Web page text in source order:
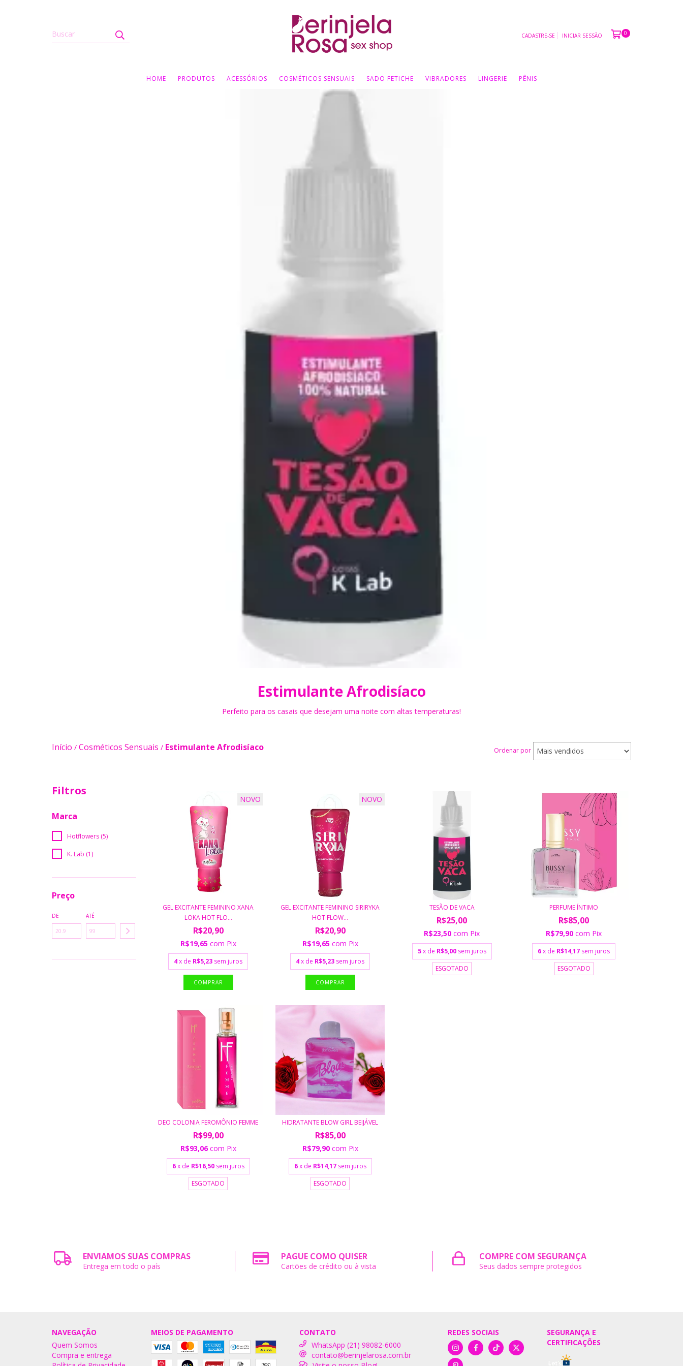
CADASTRE-SE INICIAR SESSÃO 0
HOME PRODUTOS ACESSÓRIOS COSMÉTICOS SENSUAIS SADO FETICHE VIBRADORES LINGERIE PÊNIS
Estimulante Afrodisíaco
Perfeito para os casais que desejam uma noite com altas temperaturas!
Início / Cosméticos Sensuais / Estimulante Afrodisíaco Ordenar por
Filtros
Marca
Hotflowers (5)
K. Lab (1)
Preço
DE ATÉ
NOVO
GEL EXCITANTE FEMININO XANA
LOKA HOT FLO...
R$20,90
R$19,65 com Pix
4x de R$5,23 sem juros
NOVO
GEL EXCITANTE FEMININO SIRIRYKA
HOT FLOW...
R$20,90
R$19,65 com Pix
4x de R$5,23 sem juros
TESÃO DE VACA
R$25,00
R$23,50com Pix
5x de R$5,00 sem juros
ESGOTADO
PERFUME ÍNTIMO
R$85,00
R$79,90com Pix
6x de R$14,17 sem juros
ESGOTADO
DEO COLONIA FEROMÔNIO FEMME
R$99,00
R$93,06com Pix
6x de R$16,50 sem juros
ESGOTADO
HIDRATANTE BLOW GIRL BEIJÁVEL
R$85,00
R$79,90 com Pix
6 x de R$14,17 sem juros
ESGOTADO
ENVIAMOS SUAS COMPRAS
Entrega em todo o país
PAGUE COMO QUISER
Cartões de crédito ou à vista
COMPRE COM SEGURANÇA
Seus dados sempre protegidos
NAVEGAÇÃO
Quem Somos
Compra e entrega
MEIOS DE PAGAMENTO
CONTATO
WhatsApp (21) 98082-6000
contato@berinjelarosa.com.br
REDES SOCIAIS
SEGURANÇA E
CERTIFICAÇÕES